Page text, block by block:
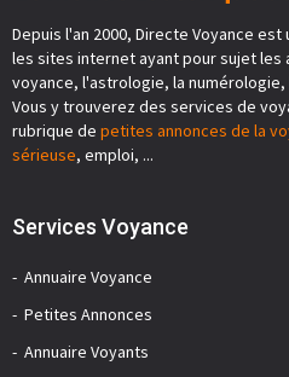
Depuis l'an 2000, Directe Voyance est
les sites internet ayant pour sujet les
voyance, l'astrologie, la numérologie,
Vous y trouverez des services de
rubrique de petites annonces de la
sérieuse, emploi, ...
Services Voyance
Annuaire Voyance
Petites Annonces
Annuaire Voyants